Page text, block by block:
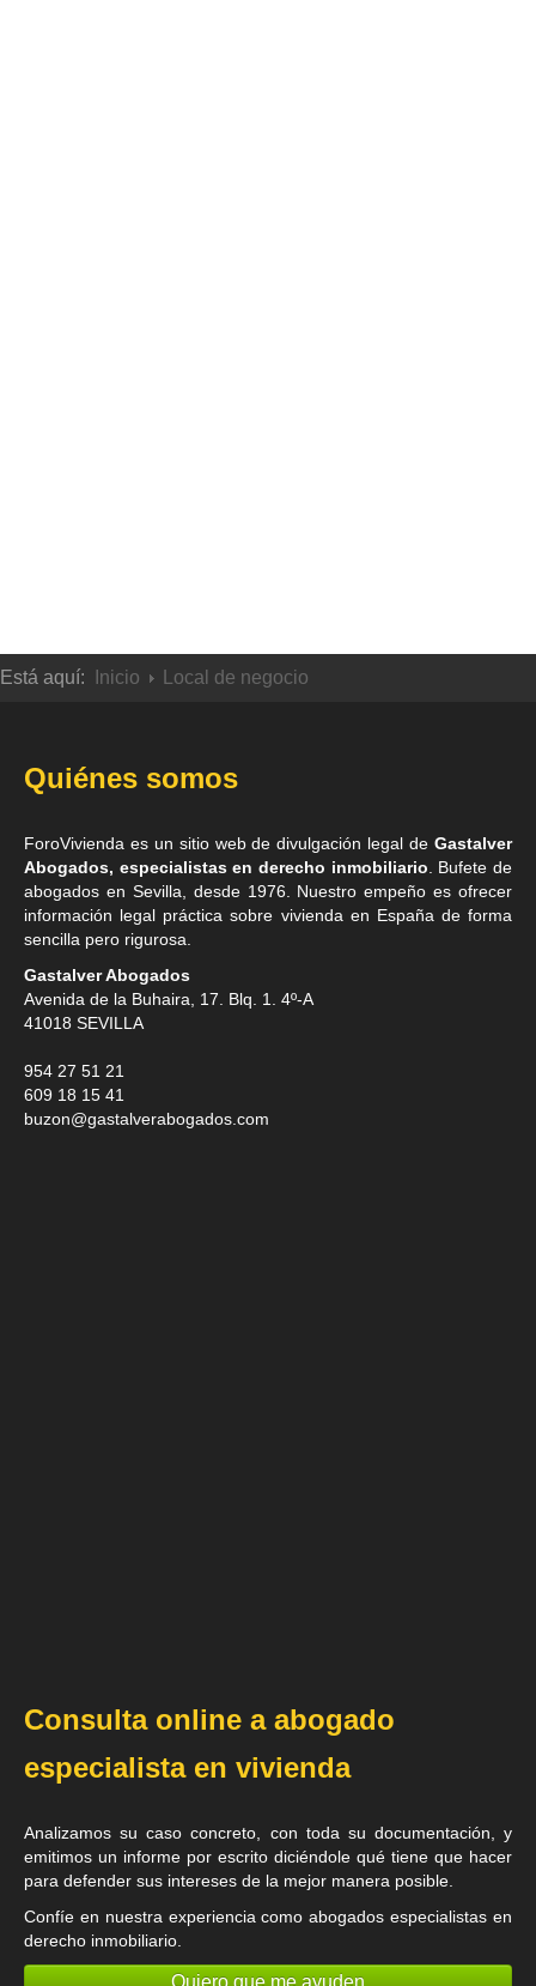
Está aquí: Inicio Local de negocio
Quiénes somos
ForoVivienda es un sitio web de divulgación legal de Gastalver
Abogados, especialistas en derecho inmobiliario . Bufete de
abogados en Sevilla , desde 1976. Nuestro empeño es ofrecer
información legal práctica sobre vivienda en España de forma
sencilla pero rigurosa.
Gastalver Abogados
Avenida de la Buhaira, 17. Blq. 1. 4º-A
41018 SEVILLA
954 27 51 21
609 18 15 41
buzon@gastalverabogados.com
Consulta online a abogado
especialista en vivienda
Analizamos su caso concreto, con toda su documentación, y
emitimos un informe por escrito diciéndole qué tiene que hacer
para defender sus intereses de la mejor manera posible.
Confíe en nuestra experiencia comoabogados especialistas en
derecho inmobiliario
Quiero que me ayuden